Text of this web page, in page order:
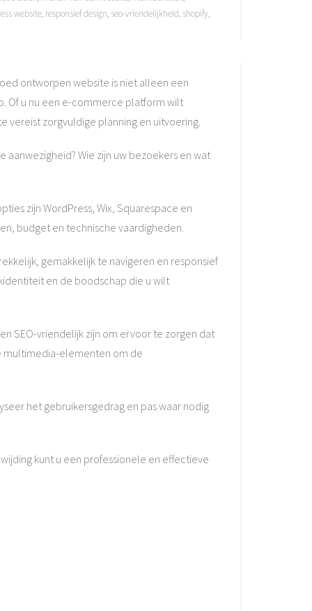
website, responsief design, seo-vriendelijkheid, shopify,
ontworpen website is niet alleen een
Of u nu een e-commerce platform wilt
zorgvuldige planning en uitvoering.
Wie zijn uw bezoekers en wat
zijn WordPress, Wix, Squarespace en
budget en technische vaardigheden.
gemakkelijk te navigeren en responsief
en de boodschap die u wilt
SEO-vriendelijk zijn om ervoor te zorgen dat
multimedia-elementen om de
het gebruikersgedrag en pas waar nodig
kunt u een professionele en effectieve